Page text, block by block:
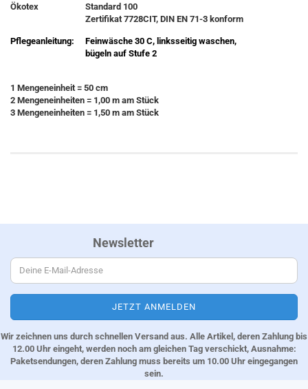
Ökotex
Standard 100
Zertifikat 7728CIT, DIN EN 71-3 konform
Pflegeanleitung:
Feinwäsche 30 C, linksseitig waschen,
bügeln auf Stufe 2
1 Mengeneinheit = 50 cm
2 Mengeneinheiten = 1,00 m am Stück
3 Mengeneinheiten = 1,50 m am Stück
Newsletter
Wir zeichnen uns durch schnellen Versand aus. Alle Artikel, deren Zahlung bis
12.00 Uhr eingeht, werden noch am gleichen Tag verschickt, Ausnahme:
Paketsendungen, deren Zahlung muss bereits um 10.00 Uhr eingegangen
sein.